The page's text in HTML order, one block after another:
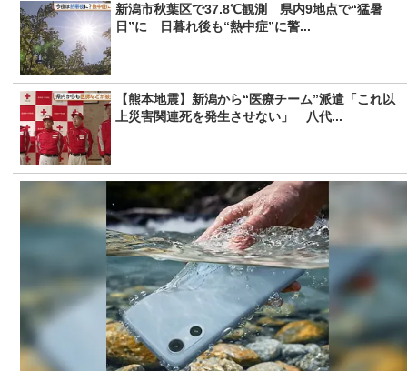
新潟市秋葉区で37.8℃観測 県内9地点で“猛暑
日”に 日暮れ後も“熱中症”に警...
【熊本地震】新潟から“医療チーム”派遣「これ以
上災害関連死を発生させない」 八代...